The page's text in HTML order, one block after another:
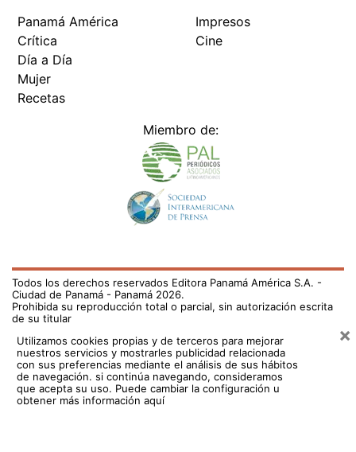
Panamá América
Crítica
Día a Día
Mujer
Recetas
Impresos
Cine
Miembro de:
Todos los derechos reservados Editora Panamá América S.A. -
Ciudad de Panamá - Panamá 2026.
Prohibida su reproducción total o parcial, sin autorización escrita
de su titular
Utilizamos cookies propias y de terceros para mejorar
nuestros servicios y mostrarles publicidad relacionada
con sus preferencias mediante el análisis de sus hábitos
de navegación. si continúa navegando, consideramos
que acepta su uso. Puede cambiar la configuración u
obtener más información aquí
×